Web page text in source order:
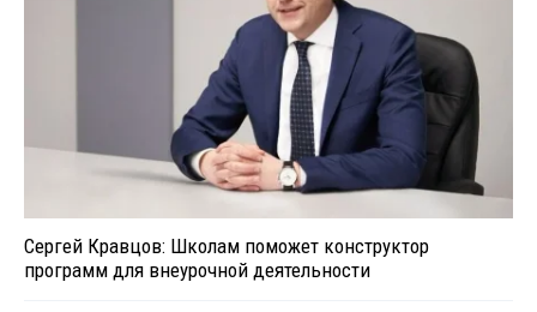
Сергей Кравцов: Школам поможет конструктор
программ для внеурочной деятельности